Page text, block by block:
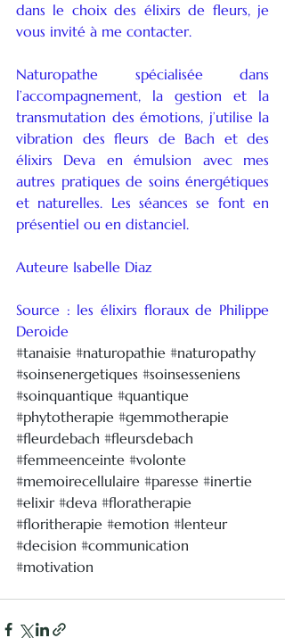
dans le choix des élixirs de fleurs, je
vous invité à me contacter.
Naturopathe spécialisée dans
l’accompagnement, la gestion et la
transmutation des émotions, j’utilise la
vibration des fleurs de Bach et des
élixirs Deva en émulsion avec mes
autres pratiques de soins énergétiques
et naturelles. Les séances se font en
présentiel ou en distanciel.
Auteure Isabelle Diaz
Source : les élixirs floraux de Philippe
Deroide
#tanaisie #naturopathie #naturopathy
#soinsenergetiques #soinsesseniens
#soinquantique #quantique
#phytotherapie #gemmotherapie
#fleurdebach #fleursdebach
#femmeenceinte #volonte
#memoirecellulaire #paresse #inertie
#elixir #deva #floratherapie
#floritherapie #emotion #lenteur
#decision #communication
#motivation